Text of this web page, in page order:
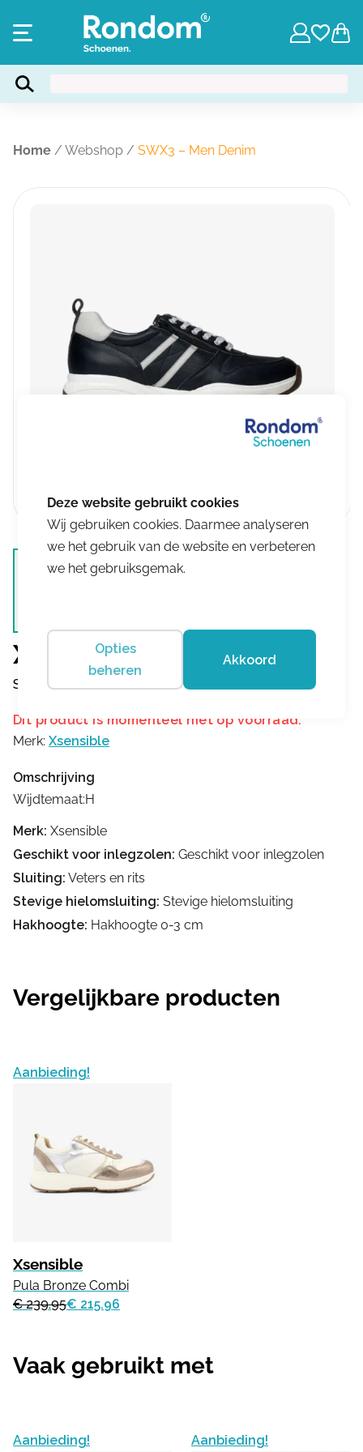
Home / Webshop / SWX3 – Men Denim
Xsensible
SWX3 – Men Denim
Dit product is momenteel niet op voorraad.
Merk: Xsensible
Omschrijving
Wijdtemaat:H
Merk: Xsensible
Geschikt voor inlegzolen: Geschikt voor inlegzolen
Sluiting: Veters en rits
Stevige hielomsluiting: Stevige hielomsluiting
Hakhoogte: Hakhoogte 0-3 cm
Vergelijkbare producten
Aanbieding!
Xsensible
Pula Bronze Combi
€ 239.95€ 215.96
Vaak gebruikt met
Aanbieding! Aanbieding!
Wij gebruiken cookies. Daarmee analyseren
we het gebruik van de website en verbeteren
we het gebruiksgemak.
Opties
beheren
Akkoord